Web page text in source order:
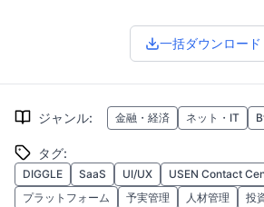
一括ダウンロード
ジャンル: 金融・経済 ネット・IT
タグ:
DIGGLE SaaS UI/UX USEN Contact
プラットフォーム
予実管理 人材管理 投